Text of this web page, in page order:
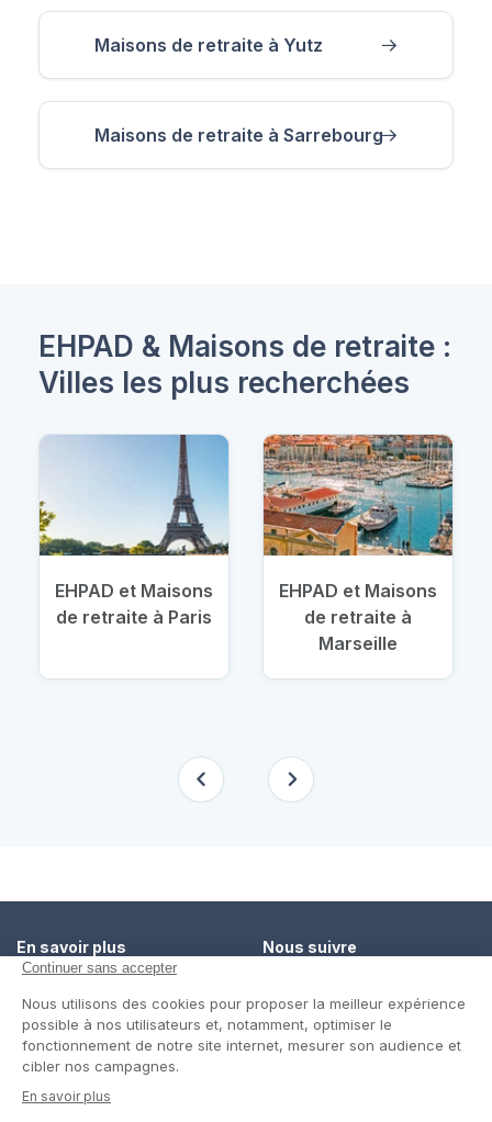
Maisons de retraite à Yutz
Maisons de retraite à Sarrebourg
EHPAD & Maisons de retraite :
Villes les plus recherchées
EHPAD et Maisons
de retraite à Paris
EHPAD et Maisons
de retraite à
Marseille
En savoir plus
Un service de confiance
Contact
Nous suivre
Twitter
Blog